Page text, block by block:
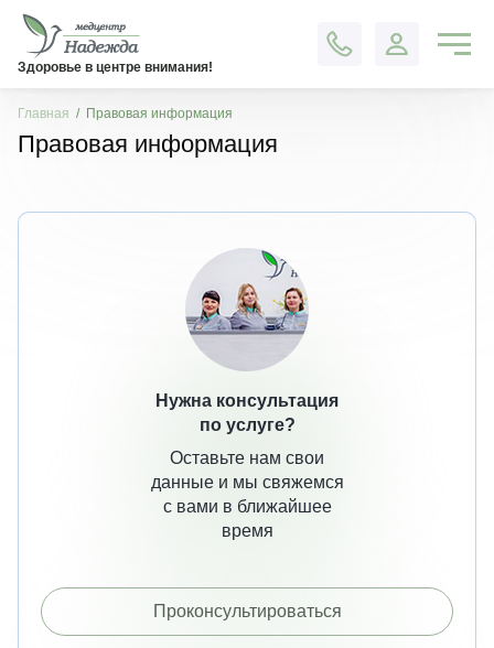
Здоровье в центре внимания!
Контакты
Главная Правовая информация
Правовая информация
Нужна консультация
по услуге?
Оставьте нам свои
данные и мы свяжемся
с вами в ближайшее
время
Проконсультироваться